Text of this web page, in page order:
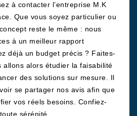
à contacter l’entreprise M.K
Que vous soyez particulier ou
reste le même : nous
à un meilleur rapport
déjà un budget précis ? Faites-
allons alors étudier la faisabilité
des solutions sur mesure. Il
se partager nos avis afin que
vos réels besoins. Confiez-
sérénité.